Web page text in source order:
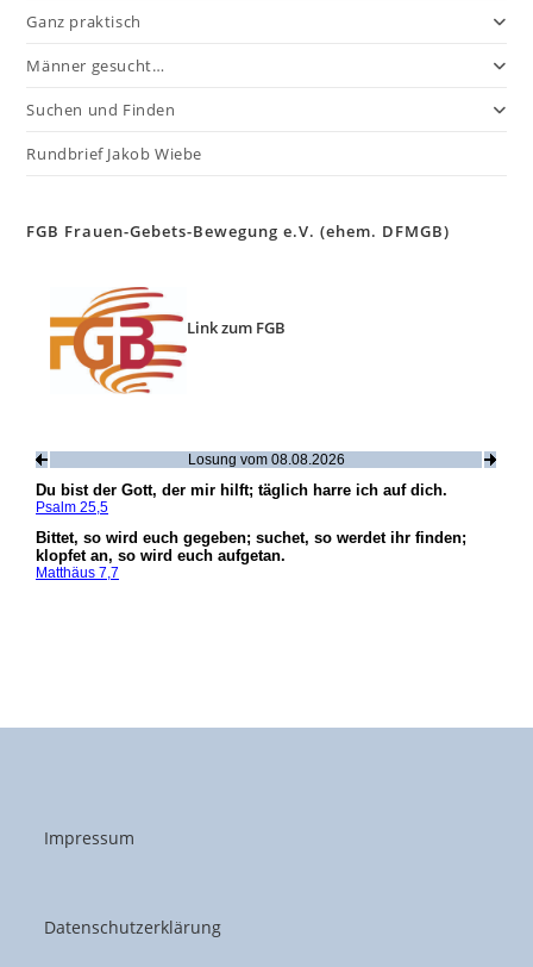
Ganz praktisch
Männer gesucht…
Suchen und Finden
Rundbrief Jakob Wiebe
FGB Frauen-Gebets-Bewegung e.V. (ehem. DFMGB)
Link zum FGB
Impressum
Datenschutzerklärung